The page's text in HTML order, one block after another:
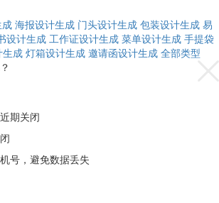
成 海报设计生成 门头设计生成 包装设计生成 易
设计生成 工作证设计生成 菜单设计生成 手提袋
生成 灯箱设计生成 邀请函设计生成 全部类型
期关闭
号，避免数据丢失